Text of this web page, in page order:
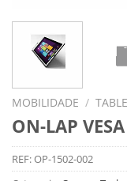
MOBILIDADE /
ON-LAP
REF:OP-1502-002